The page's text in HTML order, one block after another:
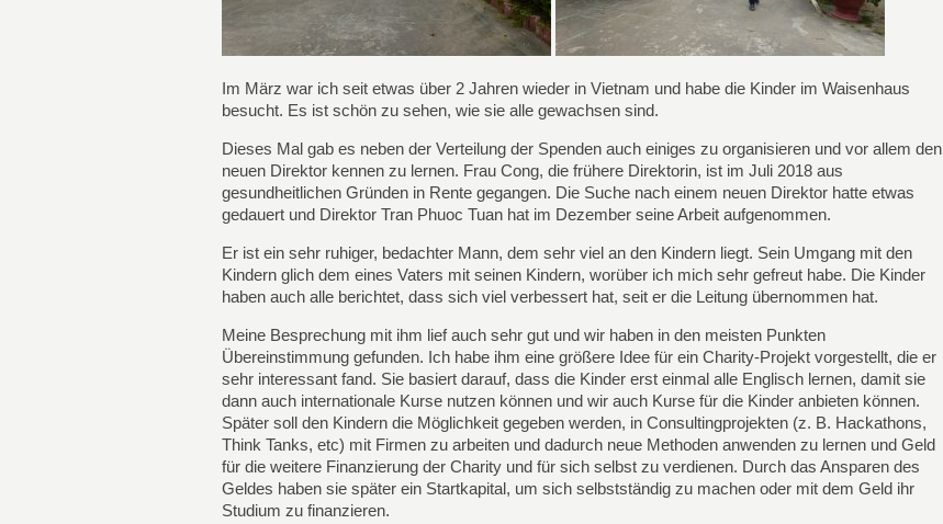
Im März war ich seit etwas über 2 Jahren wieder in Vietnam und habe die Kinder im Waisenhaus
besucht. Es ist schön zu sehen, wie sie alle gewachsen sind.
Dieses Mal gab es neben der Verteilung der Spenden auch einiges zu organisieren und vor allem den
neuen Direktor kennen zu lernen. Frau Cong, die frühere Direktorin, ist im Juli 2018 aus
gesundheitlichen Gründen in Rente gegangen. Die Suche nach einem neuen Direktor hatte etwas
gedauert und Direktor Tran Phuoc Tuan hat im Dezember seine Arbeit aufgenommen.
Er ist ein sehr ruhiger, bedachter Mann, dem sehr viel an den Kindern liegt. Sein Umgang mit den
Kindern glich dem eines Vaters mit seinen Kindern, worüber ich mich sehr gefreut habe. Die Kinder
haben auch alle berichtet, dass sich viel verbessert hat, seit er die Leitung übernommen hat.
Meine Besprechung mit ihm lief auch sehr gut und wir haben in den meisten Punkten
Übereinstimmung gefunden. Ich habe ihm eine größere Idee für ein Charity-Projekt vorgestellt, die er
sehr interessant fand. Sie basiert darauf, dass die Kinder erst einmal alle Englisch lernen, damit sie
dann auch internationale Kurse nutzen können und wir auch Kurse für die Kinder anbieten können.
Später soll den Kindern die Möglichkeit gegeben werden, in Consultingprojekten (z. B. Hackathons,
Think Tanks, etc) mit Firmen zu arbeiten und dadurch neue Methoden anwenden zu lernen und Geld
für die weitere Finanzierung der Charity und für sich selbst zu verdienen. Durch das Ansparen des
Geldes haben sie später ein Startkapital, um sich selbstständig zu machen oder mit dem Geld ihr
Studium zu finanzieren.